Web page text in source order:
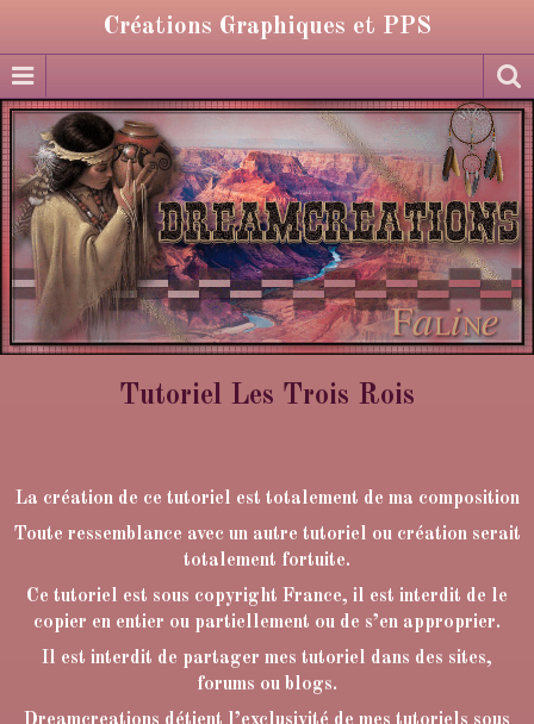
Créations Graphiques et PPS
Tutoriel Les Trois Rois
La création de ce tutoriel est totalement de ma composition
Toute ressemblance avec un autre tutoriel ou création serait
totalement fortuite.
Ce tutoriel est sous copyright France, il est interdit de le
copier en entier ou partiellement ou de s’en approprier.
Il est interdit de partager mes tutoriel dans des sites,
forums ou blogs.